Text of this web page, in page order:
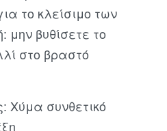
το κλείσιμο των
βυθίσετε το
στο βραστό
Χύμα συνθετικό